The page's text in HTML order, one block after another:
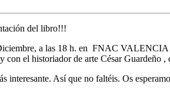
del libro!!!
a las 18 h. en FNAC
con el historiador de arte César Guardeño ,
interesante. Así que no faltéis. Os